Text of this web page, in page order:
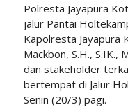
Polresta Jayapura
jalur Pantai
Kapolresta Jayapura
Mackbon, S.H., S.IK.,
dan stakeholder
bertempat di Jalur
Senin (20/3) pagi.